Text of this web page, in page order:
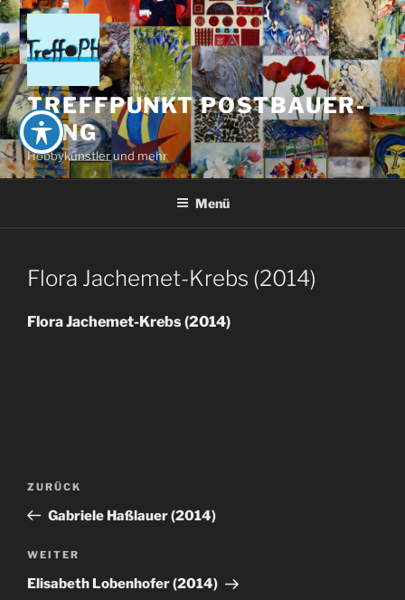
Zum
Inhalt
springen
TREFFPUNKT POSTBAUER-
HENG
Hobbykünstler und mehr
Menü
Flora Jachemet-Krebs (2014)
Flora Jachemet-Krebs (2014)
Beitragsnavigation
Vorheriger
Beitrag
ZURÜCK
Gabriele Haßlauer (2014)
Nächster
Beitrag
WEITER
Elisabeth Lobenhofer (2014)